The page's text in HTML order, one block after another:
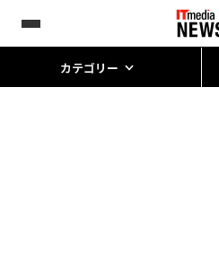
カテゴリー